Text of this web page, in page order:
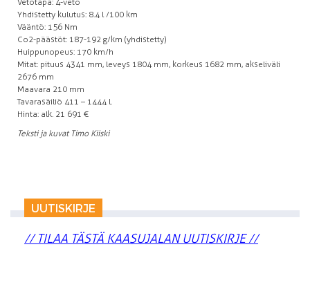
Vetotapa: 4-veto
Yhdistetty kulutus: 8.4 l /100 km
Vääntö: 156 Nm
Co2-päästöt: 187-192 g/km (yhdistetty)
Huippunopeus: 170 km/h
Mitat: pituus 4341 mm, leveys 1804 mm, korkeus 1682 mm, akseliväli
2676 mm
Maavara 210 mm
Tavarasäiliö 411 – 1444 l.
Hinta: alk. 21 691 €
Teksti ja kuvat Timo Kiiski
UUTISKIRJE
// TILAA TÄSTÄ KAASUJALAN UUTISKIRJE //